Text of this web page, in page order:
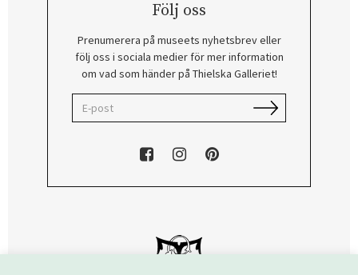
Följ oss
Prenumerera på museets nyhetsbrev eller
följ oss i sociala medier för mer information
om vad som händer på Thielska Galleriet!